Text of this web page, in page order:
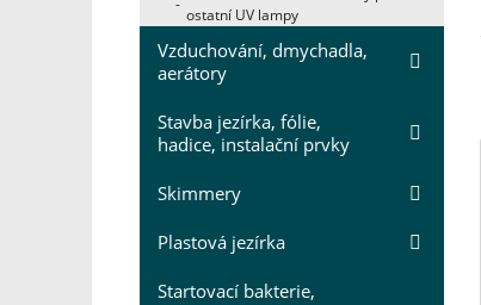
ostatní UV lampy
Vzduchování, dmychadla,
aerátory
Stavba jezírka, fólie,
hadice, instalační prvky
Skimmery
Plastová jezírka
Startovací bakterie,